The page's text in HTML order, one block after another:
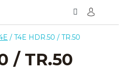
/ T4E HDR.50 / TR.50
/ TR.50